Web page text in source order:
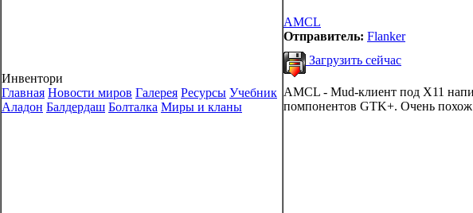
Инвентори
Главная Новости миров Галерея Ресурсы Учебник
Аладон Балдердаш Болталка Миры и кланы
AMCL
Отправитель: Flanker
Загрузить сейчас
AMCL - Mud-клиент под X11
помпонентов GTK+. Очень